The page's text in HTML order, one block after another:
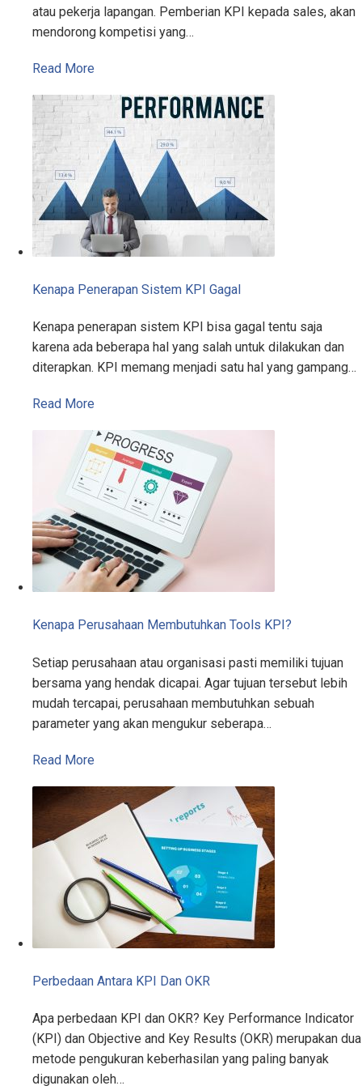
atau pekerja lapangan. Pemberian KPI kepada sales, akan
mendorong kompetisi yang…
Read More
Kenapa Penerapan Sistem KPI Gagal
Kenapa penerapan sistem KPI bisa gagal tentu saja
karena ada beberapa hal yang salah untuk dilakukan dan
diterapkan. KPI memang menjadi satu hal yang gampang…
Read More
Kenapa Perusahaan Membutuhkan Tools KPI?
Setiap perusahaan atau organisasi pasti memiliki tujuan
bersama yang hendak dicapai. Agar tujuan tersebut lebih
mudah tercapai, perusahaan membutuhkan sebuah
parameter yang akan mengukur seberapa…
Read More
Perbedaan Antara KPI Dan OKR
Apa perbedaan KPI dan OKR? Key Performance Indicator
(KPI) dan Objective and Key Results (OKR) merupakan dua
metode pengukuran keberhasilan yang paling banyak
digunakan oleh…